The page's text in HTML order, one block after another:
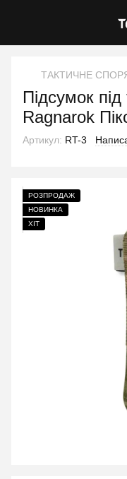
ТАКТИЧНЕ
Підсумок під
Ragnarok
Артикул: RT-3
РОЗПРОДАЖ
НОВИНКА
ХІТ